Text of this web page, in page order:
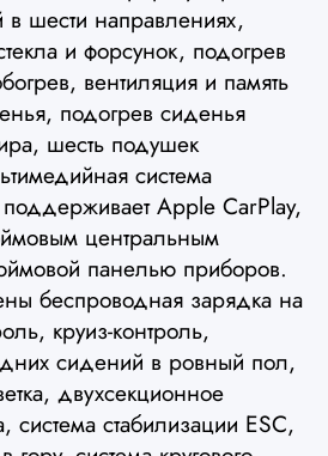
шести направлениях,
и форсунок, подогрев
вентиляция и память
подогрев сиденья
шесть подушек
система
Apple CarPlay,
центральным
панелью приборов.
беспроводная зарядка на
круиз-контроль,
сидений в ровный пол,
двухсекционное
система стабилизации ESC,